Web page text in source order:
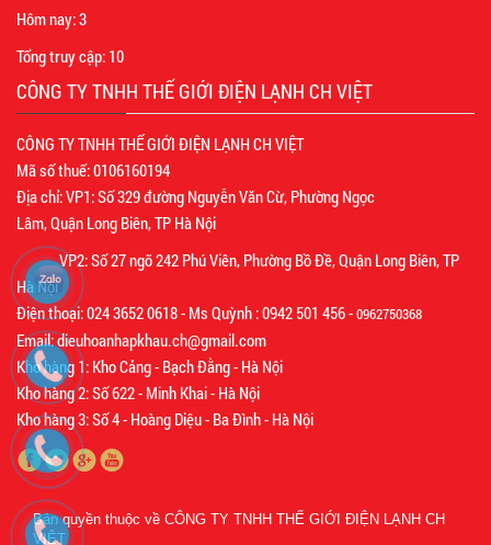
Hôm nay:3
Tổng truy cập: 10
CÔNG TY TNHH THẾ GIỚI ĐIỆN LẠNH CH VIỆT
CÔNG TY TNHH THẾ GIỚI ĐIỆN LẠNH CH VIỆT
Mã số thuế: 0106160194
Địa chỉ: VP1: Số 329 đường Nguyễn Văn Cừ, Phường Ngọc
Lâm, Quận Long Biên, TP Hà Nội
VP2: Số 27 ngõ 242 Phú Viên, Phường Bồ Đề, Quận Long Biên, TP
Hà Nội
Điện thoại: 024 3652 0618 - Ms Quỳnh : 0942 501 456 -0962750368
Email: dieuhoanhapkhau.ch@gmail.com
Kho hàng 1: Kho Cảng - Bạch Đằng - Hà Nội
Kho hàng 2: Số 622 - Minh Khai - Hà Nội
Kho hàng 3: Số 4 - Hoàng Diệu - Ba Đình - Hà Nội
Bản quyền thuộc về CÔNG TY TNHH THẾ GIỚI ĐIỆN LẠNH CH
VIỆT